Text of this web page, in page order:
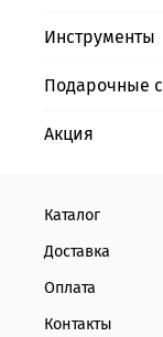
Инструменты
Подарочные
Акция
Каталог
Доставка
Оплата
Контакты